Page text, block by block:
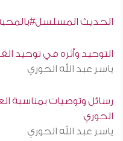
الحديث
التوحيد وأثره في توحيد
ياسر عبد الله الحوري
رسائل وتوصيات بمناسبة
الحوري
ياسر عبد الله الحوري